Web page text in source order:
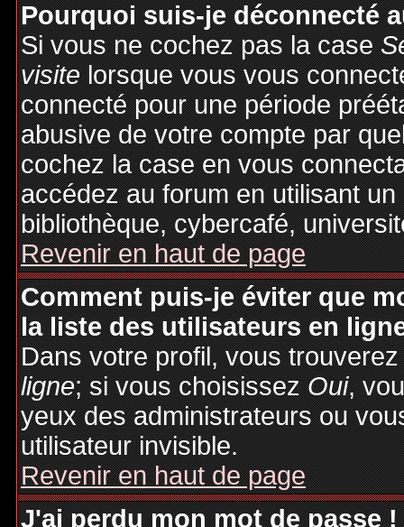
Pourquoi suis-je déconnecté
Si vous ne cochez pas la case
visitelorsque vous vous
connecté pour une période
abusive de votre compte par
cochez la case en vous
accédez au forum en utilisant
bibliothèque, cybercafé,
Revenir en haut de page
Comment puis-je éviter que
la liste des utilisateurs en
Dans votre profil, vous
ligne; si vous choisissezOui,
yeux des administrateurs ou
utilisateur invisible.
Revenir en haut de page
J'ai perdu mon mot de passe !